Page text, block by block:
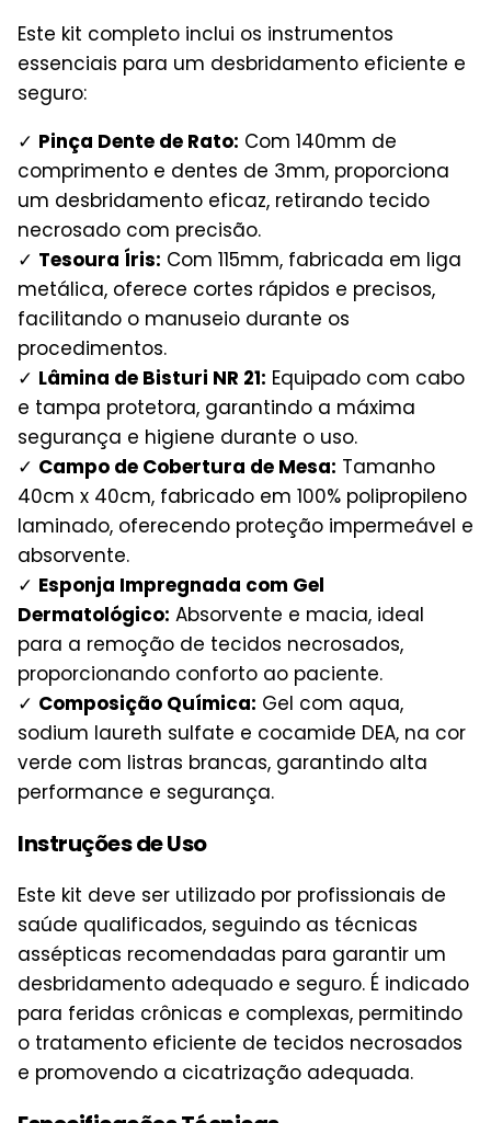
Este kit completo inclui os instrumentos
essenciais para um desbridamento eficiente e
seguro:
✓ Pinça Dente de Rato: Com 140mm de
comprimento e dentes de 3mm, proporciona
um desbridamento eficaz, retirando tecido
necrosado com precisão.
✓ Tesoura Íris: Com 115mm, fabricada em liga
metálica, oferece cortes rápidos e precisos,
facilitando o manuseio durante os
procedimentos.
✓ Lâmina de Bisturi NR 21: Equipado com cabo
e tampa protetora, garantindo a máxima
segurança e higiene durante o uso.
✓ Campo de Cobertura de Mesa: Tamanho
40cm x 40cm, fabricado em 100% polipropileno
laminado, oferecendo proteção impermeável e
absorvente.
✓ Esponja Impregnada com Gel
Dermatológico: Absorvente e macia, ideal
para a remoção de tecidos necrosados,
proporcionando conforto ao paciente.
✓ Composição Química: Gel com aqua,
sodium laureth sulfate e cocamide DEA, na cor
verde com listras brancas, garantindo alta
performance e segurança.
Instruções de Uso
Este kit deve ser utilizado por profissionais de
saúde qualificados, seguindo as técnicas
assépticas recomendadas para garantir um
desbridamento adequado e seguro. É indicado
para feridas crônicas e complexas, permitindo
o tratamento eficiente de tecidos necrosados
e promovendo a cicatrização adequada.